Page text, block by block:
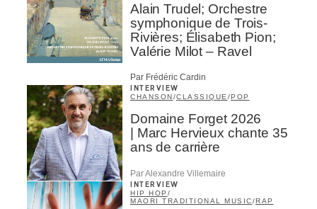
Alain Trudel; Orchestre
symphonique de Trois-
Rivières; Élisabeth Pion;
Valérie Milot – Ravel
Par Frédéric Cardin
INTERVIEW
CHANSON/CLASSIQUE/POP
Domaine Forget 2026
| Marc Hervieux chante 35
ans de carrière
Par Alexandre Villemaire
INTERVIEW
HIP HOP /
MAORI TRADITIONAL MUSIC/RAP